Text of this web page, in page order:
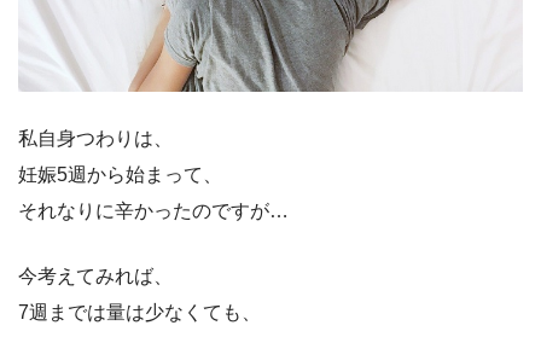
私自身つわりは、
妊娠5週から始まって、
それなりに辛かったのですが…
今考えてみれば、
7週までは量は少なくても、